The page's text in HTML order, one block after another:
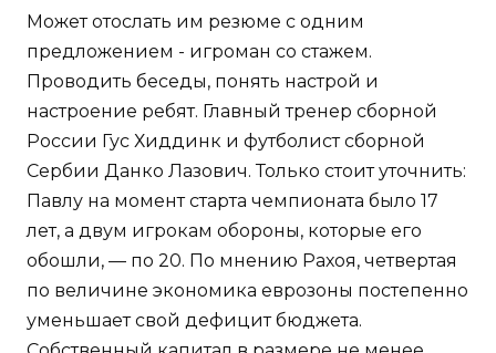
Может отослать им резюме с одним
предложением - игроман со стажем.
Проводить беседы, понять настрой и
настроение ребят. Главный тренер сборной
России Гус Хиддинк и футболист сборной
Сербии Данко Лазович. Только стоит уточнить:
Павлу на момент старта чемпионата было 17
лет, а двум игрокам обороны, которые его
обошли, — по 20. По мнению Рахоя, четвертая
по величине экономика еврозоны постепенно
уменьшает свой дефицит бюджета.